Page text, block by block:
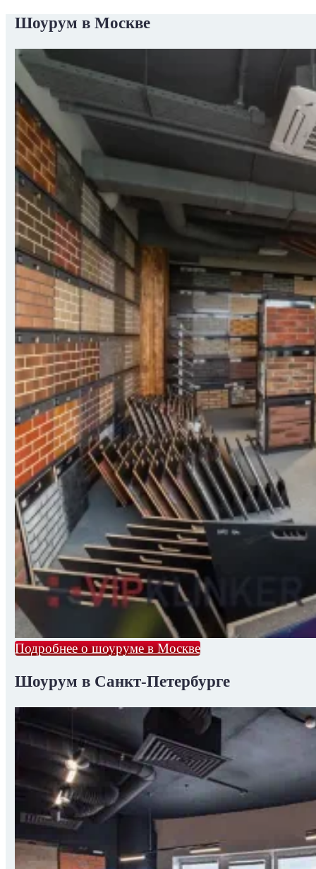
Шоурум в Москве
Подробнее о шоуруме в Москве
Шоурум в Санкт-Петербурге